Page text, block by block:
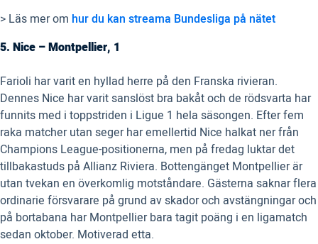
> Läs mer om hur du kan streama Bundesliga på nätet
5. Nice – Montpellier, 1
Farioli har varit en hyllad herre på den Franska rivieran.
Dennes Nice har varit sanslöst bra bakåt och de rödsvarta har
funnits med i toppstriden i Ligue 1 hela säsongen. Efter fem
raka matcher utan seger har emellertid Nice halkat ner från
Champions League-positionerna, men på fredag luktar det
tillbakastuds på Allianz Riviera. Bottengänget Montpellier är
utan tvekan en överkomlig motståndare. Gästerna saknar flera
ordinarie försvarare på grund av skador och avstängningar och
på bortabana har Montpellier bara tagit poäng i en ligamatch
sedan oktober. Motiverad etta.